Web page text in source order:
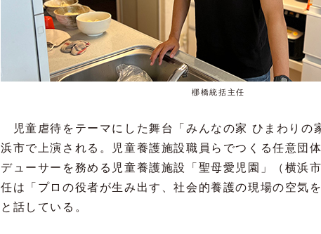
梛橋統括主任
児童虐待をテーマにした舞台「みんなの家 ひまわりの
浜市で上演される。児童養護施設職員らでつくる任意団
デューサーを務める児童養護施設「聖母愛児園」（横浜
任は「プロの役者が生み出す、社会的養護の現場の空気
と話している。